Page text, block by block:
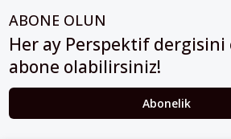
ABONE OLUN
Her ay Perspektif
abone olabilirsiniz!
Abonelik